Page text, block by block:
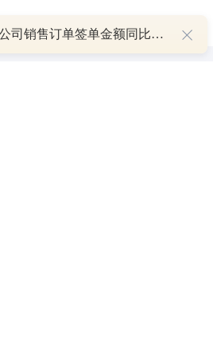
一博科技：截至目前公司销售订单签单金额同比增长超过70%